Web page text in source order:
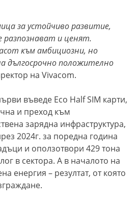
за устойчиво развитие,
и ценят.
към амбициозни, но
дългосрочно положително
на Vivacom.
въведе Eco Half SIM карти,
и преход към
зарядна инфраструктура,
2024г. за поредна година
и оползотвори 429 тона
в сектора. А в началото на
енергия – резултат, от която